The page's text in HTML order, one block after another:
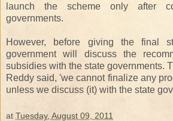
launch the scheme only after
governments.
However, before giving the final
government will discuss the
subsidies with the state governments.
Reddy said, 'we cannot finalize any
unless we discuss (it) with the state
at Tuesday, August 09, 2011